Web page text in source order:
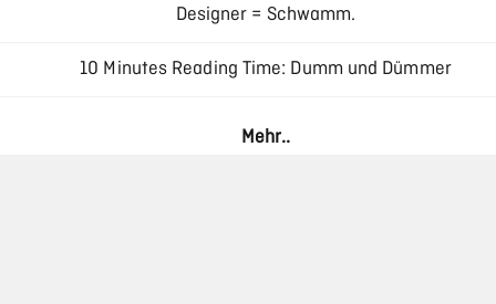
Designer = Schwamm.
10 Minutes Reading Time: Dumm und Dümmer
Responsive Typography – Interview mit Oliver
Mehr..